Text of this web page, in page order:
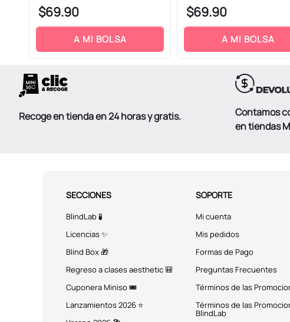
$69.90
A MI BOLSA
$69.90
A MI BOLSA
Recoge en tienda en 24 horas y gratis.
Contamos
en tiendas
SECCIONES
BlindLab 🧪
Licencias ✨
Blind Box 🎁
Regreso a clases aesthetic 🎒
Cuponera Miniso 🎟️
Lanzamientos 2026 ⭐
SOPORTE
Mi cuenta
Mis pedidos
Formas de Pago
Preguntas Frecuentes
Términos de las
Términos de las
BlindLab